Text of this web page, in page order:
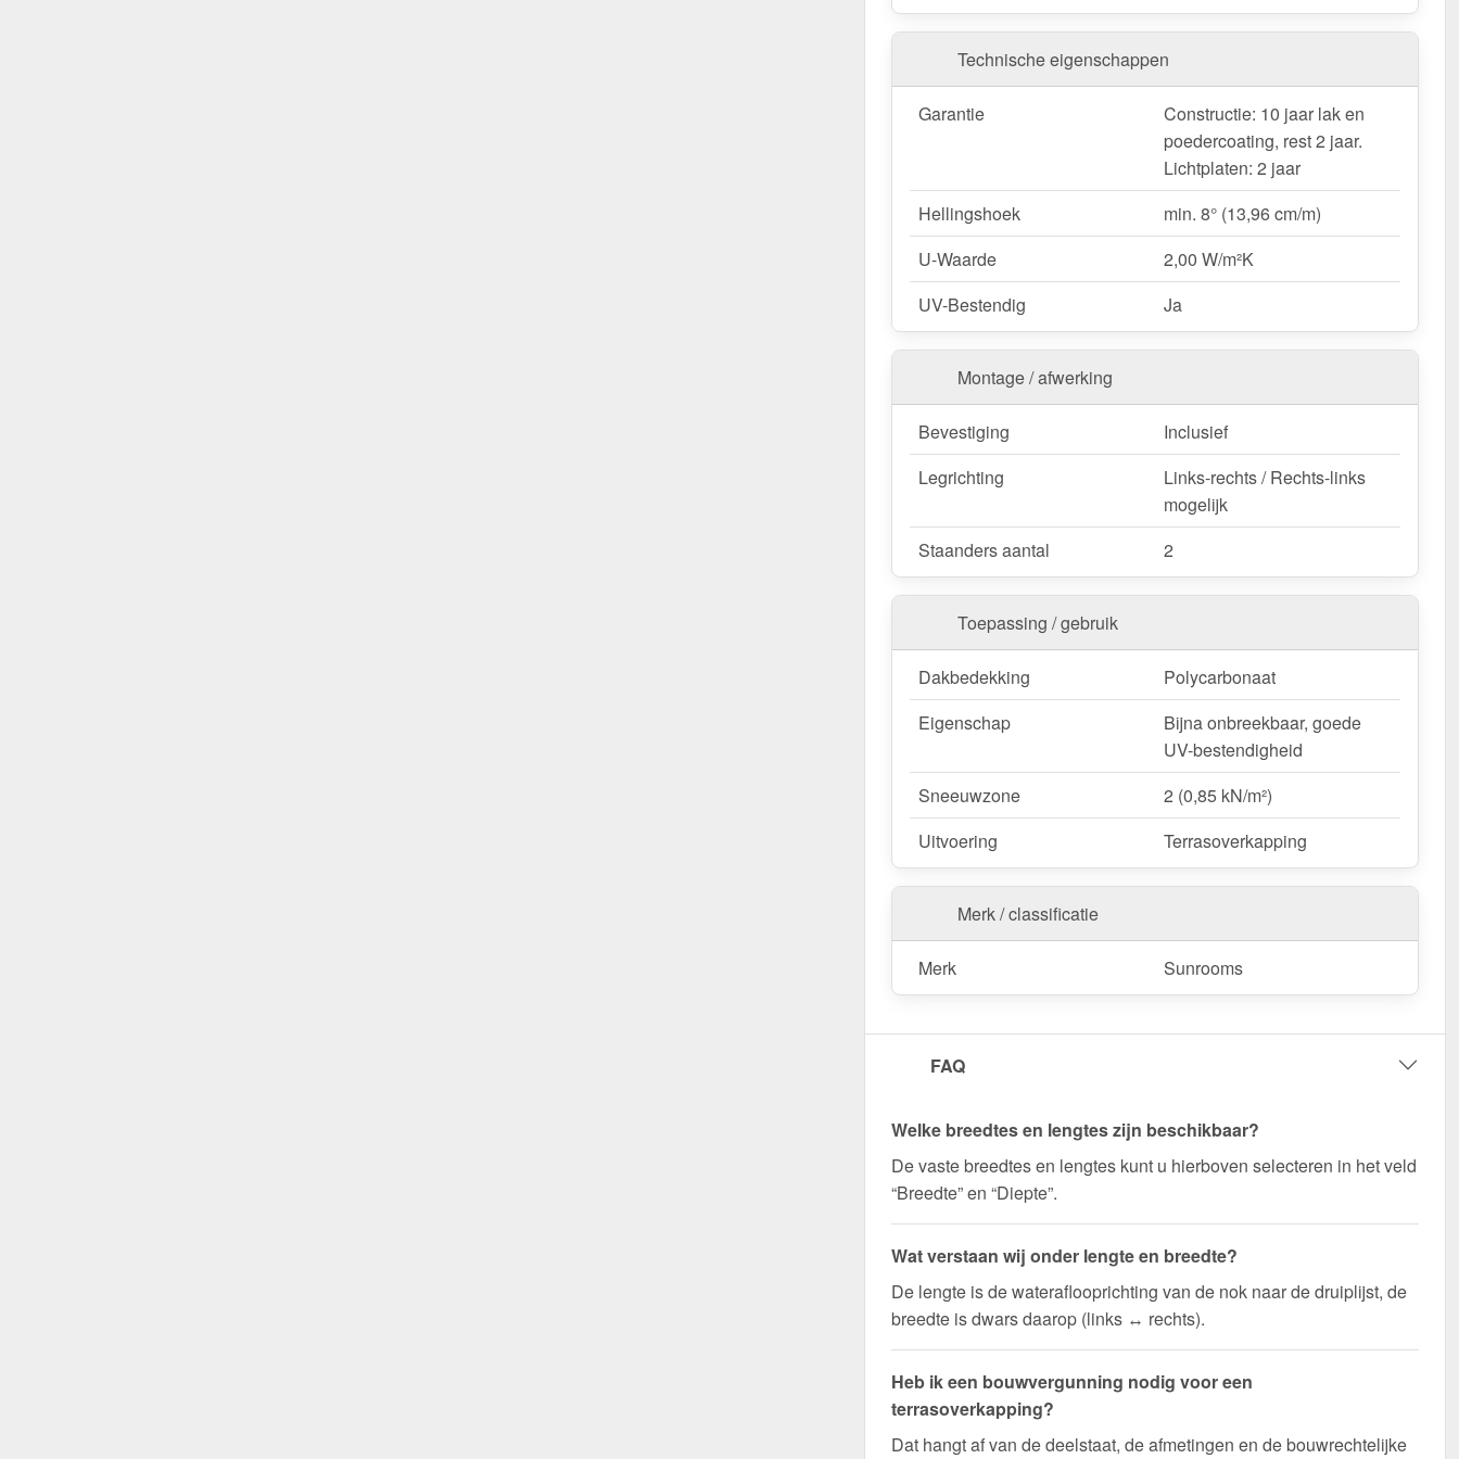
sneeuwbelasting. Wij bieden alleen de hier beschikbare lengtes en
dieptes aan, omdat dit kits zijn. Wij bieden geen terrasoverkappingen
op maat aan. Deze overkapping is geschikt voorsneeuwzone 2
(0,85 kN/m²)
totale breedte is 5,06 m, dediepte is 3,50 m
afmeting van de platen, er komt 17 cm bij voor de dakgoot). De
, wat een efficiënte montage mogelijk maakt.
Bestel Terrasoverkapping | Sneeuwzone 2 | RAL 9001 nu -
Snelle levering & met 10 jaar garantie!
Vertrouw op een duurzame & betrouwbare terrasoverkapping - koop
Technische eigenschappen
Garantie
Constructie: 10 jaar lak en
poedercoating, rest 2 jaar.
Lichtplaten: 2 jaar
Hellingshoek
min. 8° (13,96 cm/m)
U-Waarde
2,00 W/m²K
UV-Bestendig
Ja
Montage / afwerking
Bevestiging
Inclusief
Legrichting
Links-rechts / Rechts-links
mogelijk
Staanders aantal
2
Toepassing / gebruik
Dakbedekking
Polycarbonaat
Eigenschap
Bijna onbreekbaar, goede
UV-bestendigheid
Sneeuwzone
2 (0,85 kN/m²)
Uitvoering
Terrasoverkapping
Merk / classificatie
Merk Sunrooms
FAQ
Welke breedtes en lengtes zijn beschikbaar?
De vaste breedtes en lengtes kunt u hierboven selecteren in het veld
“Breedte” en “Diepte”.
Wat verstaan wij onder lengte en breedte?
De lengte is de wateraflooprichting van de nok naar de druiplijst, de
breedte is dwars daarop (links ↔ rechts).
Heb ik een bouwvergunning nodig voor een
terrasoverkapping?
Dat hangt af van de deelstaat, de afmetingen en de bouwrechtelijke